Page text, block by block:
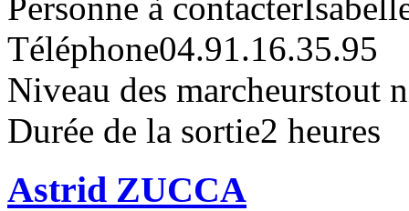
Personne à contacter
Téléphone04.91.16.35.95
Niveau des marcheurstout
Durée de la sortie2 heures
Astrid ZUCCA